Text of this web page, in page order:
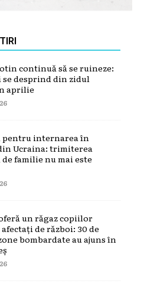
continuă să se ruineze:
desprind din zidul
aprilie
pentru internarea în
Ucraina: trimiterea
familie nu mai este
un răgaz copiilor
de război: 30 de
bombardate au ajuns în